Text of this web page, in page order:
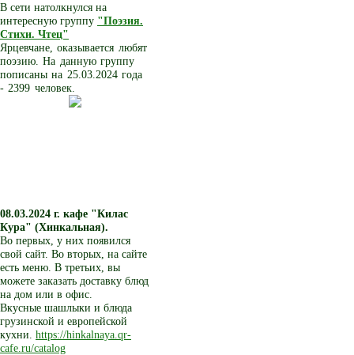
В сети натолкнулся на
интересную группу "Поэзия.
Стихи. Чтец"
Ярцевчане, оказывается любят
поэзию. На данную группу
пописаны на 25.03.2024 года
- 2399 человек.
08.03.2024 г. кафе "Килас
Кура" (Хинкальная).
Во первых, у них появился
свой сайт. Во вторых, на сайте
есть меню. В третьих, вы
можете заказать доставку блюд
на дом или в офис.
Вкусные шашлыки и блюда
грузинской и европейской
кухни. https://hinkalnaya.qr-
cafe.ru/catalog